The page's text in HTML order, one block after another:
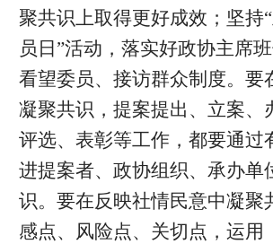
聚共识上取得更好成效；坚持
员日”活动，落实好政协主席
看望委员、接访群众制度。要
凝聚共识，提案提出、立案、
评选、表彰等工作，都要通过
进提案者、政协组织、承办单
识。要在反映社情民意中凝聚
感点、风险点、关切点，运用